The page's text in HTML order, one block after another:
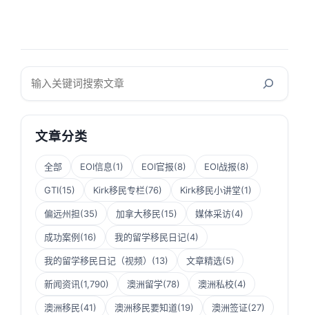
搜
文章分类
全部 EOI信息(1) EOI官报(8) EOI战报(8)
GTI(15) Kirk移民专栏(76) Kirk移民小讲堂(1)
偏远州担(35) 加拿大移民(15) 媒体采访(4)
成功案例(16) 我的留学移民日记(4)
我的留学移民日记（视频） (13) 文章精选(5)
新闻资讯(1,790) 澳洲留学(78) 澳洲私校(4)
澳洲移民(41) 澳洲移民要知道(19) 澳洲签证(27)